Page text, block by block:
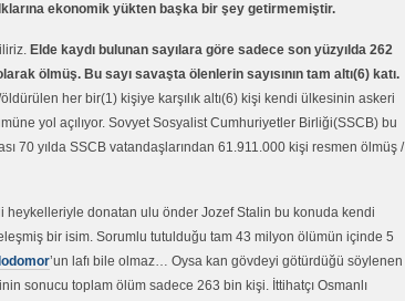
ekonomik yükten başka bir şey getirmemiştir.
Elde kaydı bulunan sayılara göre sadece son yüzyılda 262
ölmüş. Bu sayı savaşta ölenlerin sayısının tam altı(6) katı.
her bir(1) kişiye karşılık altı(6) kişi kendi ülkesinin askeri
yol açılıyor. Sovyet Sosyalist Cumhuriyetler Birliği(SSCB) bu
70 yılda SSCB vatandaşlarından 61.911.000 kişi resmen ölmüş /
heykelleriyle donatan ulu önder Jozef Stalin bu konuda kendi
bir isim. Sorumlu tutulduğu tam 43 milyon ölümün içinde 5
’un lafı bile olmaz… Oysa kan gövdeyi götürdüğü söylenen
sonucu toplam ölüm sadece 263 bin kişi. İttihatçı Osmanlı